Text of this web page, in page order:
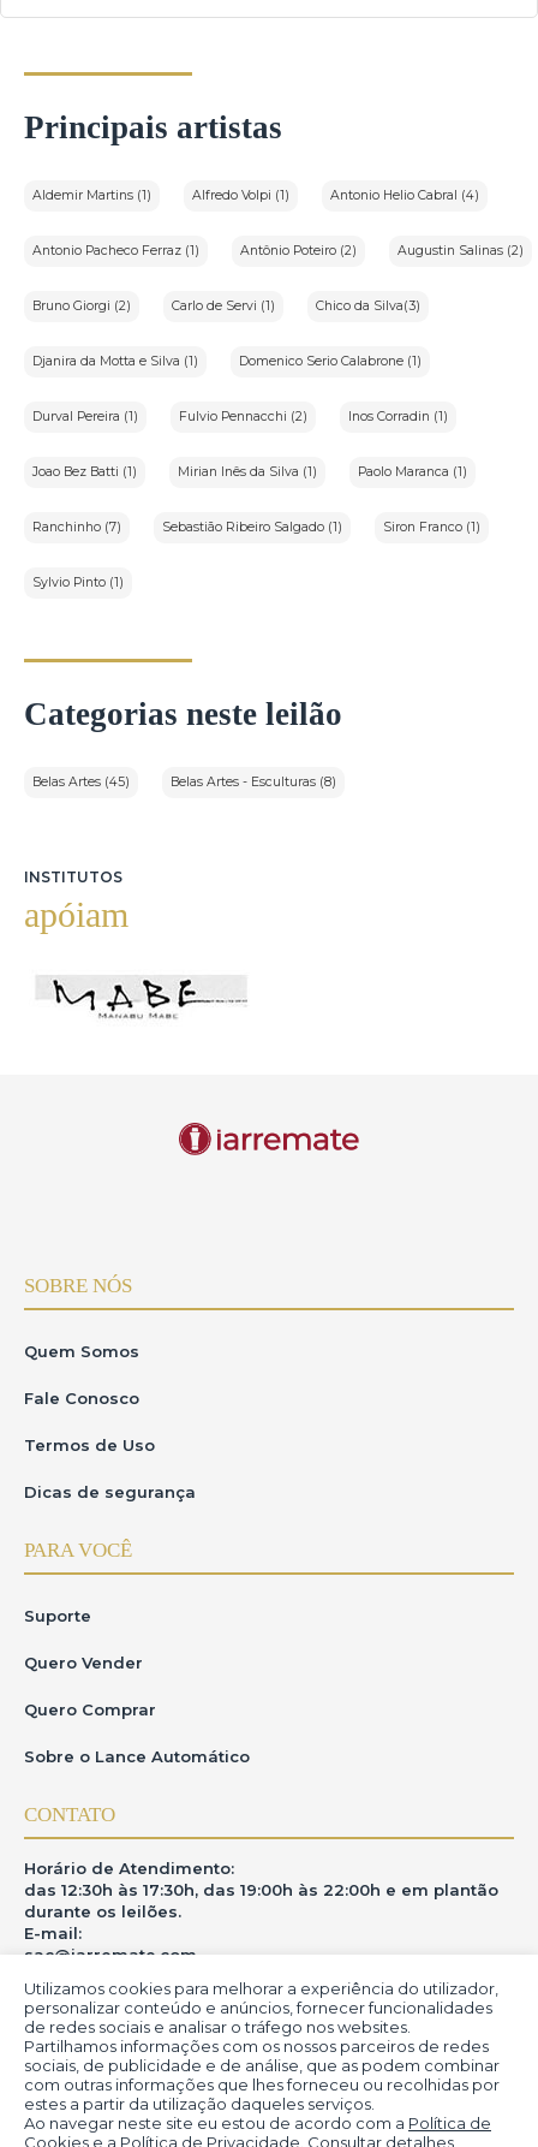
Utilizamos cookies para melhorar a experiência do utilizador,
personalizar conteúdo e anúncios, fornecer funcionalidades
de redes sociais e analisar o tráfego nos websites.
Partilhamos informações com os nossos parceiros de redes
sociais, de publicidade e de análise, que as podem combinar
com outras informações que lhes forneceu ou recolhidas por
estes a partir da utilização daqueles serviços.
Ao navegar neste site eu estou de acordo com a Política de
Cookies e a Política de Privacidade . Consultar detalhes
Principais artistas
Aldemir Martins (1) Alfredo Volpi (1) Antonio Helio Cabral (4)
Antonio Pacheco Ferraz (1) Antônio Poteiro (2) Augustin Salinas (2)
Bruno Giorgi (2) Carlo de Servi (1) Chico da Silva(3)
Djanira da Motta e Silva (1) Domenico Serio Calabrone (1)
Durval Pereira (1) Fulvio Pennacchi (2) Inos Corradin (1)
Joao Bez Batti (1) Mirian Inês da Silva (1) Paolo Maranca (1)
Ranchinho (7) Sebastião Ribeiro Salgado (1) Siron Franco (1)
Sylvio Pinto (1)
Categorias neste leilão
Belas Artes (45) Belas Artes - Esculturas (8)
INSTITUTOS
apóiam
SOBRE NÓS
Quem Somos
Fale Conosco
Termos de Uso
Dicas de segurança
PARA VOCÊ
Suporte
Quero Vender
Quero Comprar
Sobre o Lance Automático
CONTATO
Horário de Atendimento:
das 12:30h às 17:30h, das 19:00h às 22:00h e em plantão
durante os leilões.
E-mail:
sac@iarremate.com
ONDE ESTAMOS
R. Heitor Modesto, 28 - Estação São Lourenço - MG
CEP: 37470-000